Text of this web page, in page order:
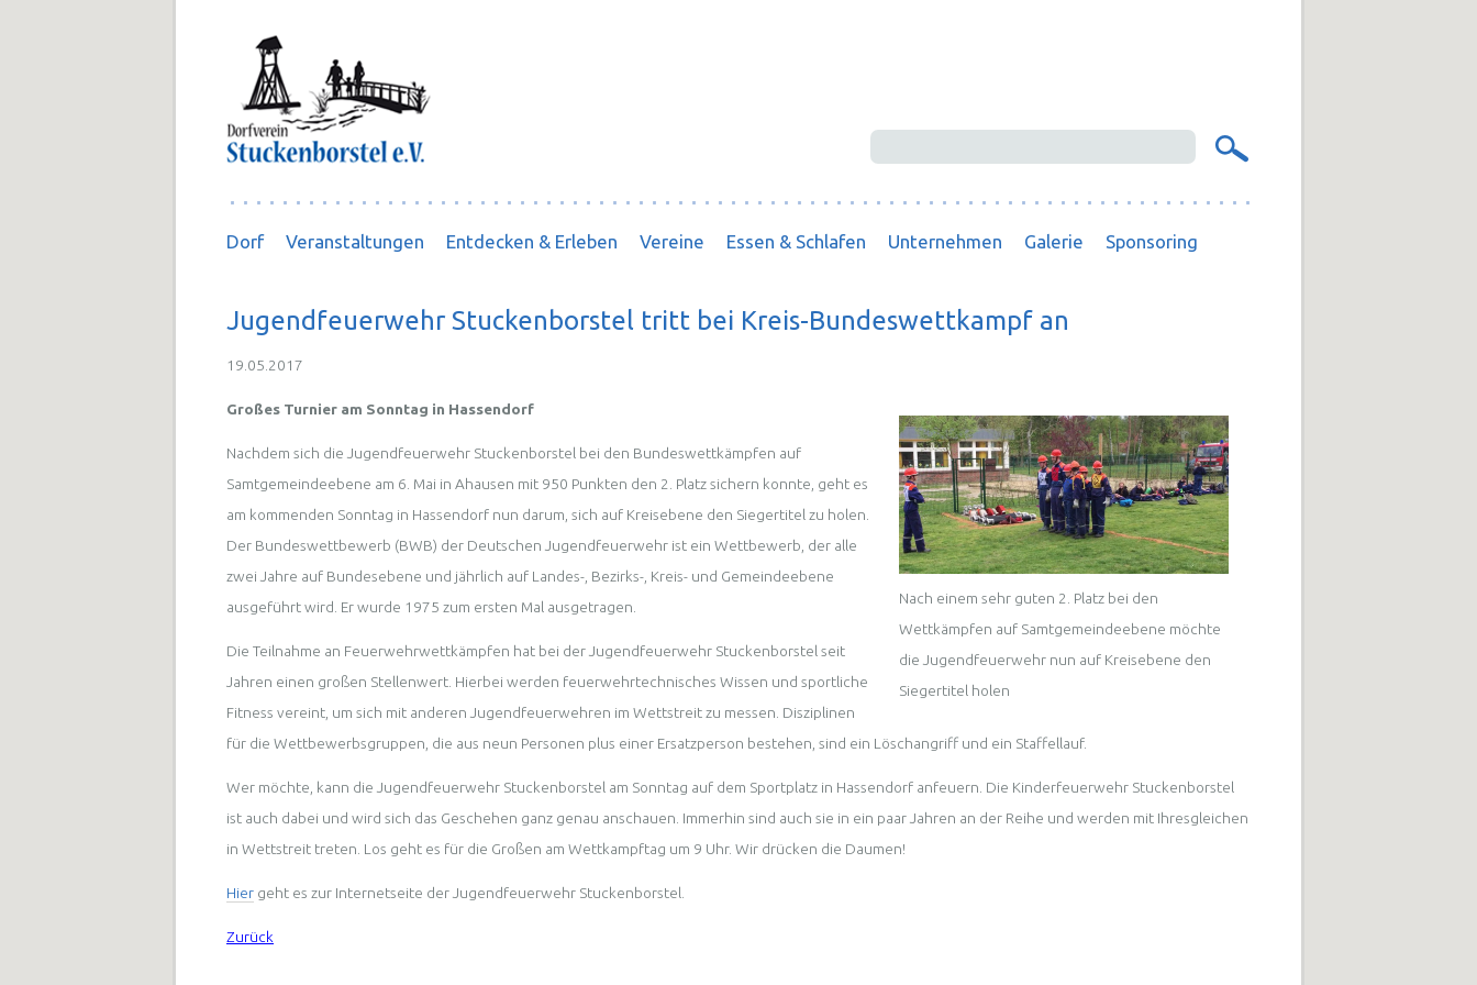
Navigation
Dorf Veranstaltungen Entdecken & Erleben Vereine Essen & Schlafen Unternehmen Galerie Sponsoring
Jugendfeuerwehr Stuckenborstel tritt bei Kreis-Bundeswettkampf an
19.05.2017
Nach einem sehr guten 2. Platz bei den
Wettkämpfen auf Samtgemeindeebene möchte
die Jugendfeuerwehr nun auf Kreisebene den
Siegertitel holen
Großes Turnier am Sonntag in Hassendorf
Nachdem sich die Jugendfeuerwehr Stuckenborstel bei den Bundeswettkämpfen auf
Samtgemeindeebene am 6. Mai in Ahausen mit 950 Punkten den 2. Platz sichern konnte, geht es
am kommenden Sonntag in Hassendorf nun darum, sich auf Kreisebene den Siegertitel zu holen.
Der Bundeswettbewerb (BWB) der Deutschen Jugendfeuerwehr ist ein Wettbewerb, der alle
zwei Jahre auf Bundesebene und jährlich auf Landes-, Bezirks-, Kreis- und Gemeindeebene
ausgeführt wird. Er wurde 1975 zum ersten Mal ausgetragen.
Die Teilnahme an Feuerwehrwettkämpfen hat bei der Jugendfeuerwehr Stuckenborstel seit
Jahren einen großen Stellenwert. Hierbei werden feuerwehrtechnisches Wissen und sportliche
Fitness vereint, um sich mit anderen Jugendfeuerwehren im Wettstreit zu messen. Disziplinen
für die Wettbewerbsgruppen, die aus neun Personen plus einer Ersatzperson bestehen, sind ein Löschangriff und ein Staffellauf.
Wer möchte, kann die Jugendfeuerwehr Stuckenborstel am Sonntag auf dem Sportplatz in Hassendorf anfeuern. Die Kinderfeuerwehr Stuckenborstel
ist auch dabei und wird sich das Geschehen ganz genau anschauen. Immerhin sind auch sie in ein paar Jahren an der Reihe und werden mit Ihresgleichen
in Wettstreit treten. Los geht es für die Großen am Wettkampftag um 9 Uhr. Wir drücken die Daumen!
Hier geht es zur Internetseite der Jugendfeuerwehr Stuckenborstel.
Zurück